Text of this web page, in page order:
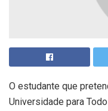
O estudante que
Universidade para